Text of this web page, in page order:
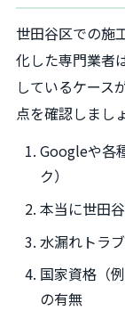
世田谷区での施
化した専門業者
しているケース
点を確認しまし
Googleや各
ク）
本当に世田
水漏れトラ
国家資格（
の有無